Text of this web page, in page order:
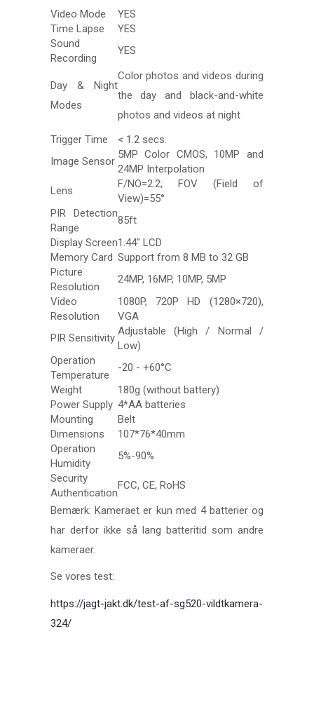
Video Mode
YES
Time Lapse
YES
Sound
Recording
YES
Day & Night
Modes
Color photos and videos during
the day and black-and-white
photos and videos at night
Trigger Time
< 1.2 secs.
Image Sensor
5MP Color CMOS, 10MP and
24MP Interpolation
Lens
F/NO=2.2; FOV (Field of
View)=55°
PIR Detection
Range
85ft
Display Screen1.44" LCD
Memory Card Support from 8 MB to 32 GB
Picture
Resolution
24MP, 16MP, 10MP, 5MP
Video
Resolution
1080P, 720P HD (1280×720),
VGA
PIR Sensitivity
Adjustable (High / Normal /
Low)
Operation
Temperature
-20 - +60°C
Weight
180g (without battery)
Power Supply 4*AA batteries
Mounting
Belt
Dimensions
107*76*40mm
Operation
Humidity
5%-90%
Security
Authentication
FCC, CE, RoHS
Bemærk: Kameraet er kun med 4 batterier og
har derfor ikke så lang batteritid som andre
kameraer.
Se vores test:
https://jagt-jakt.dk/test-af-sg520-vildtkamera-
324/